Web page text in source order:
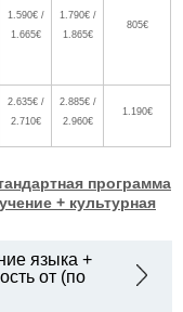
1.590€ /
1.665€
1.790€ /
1.865€
805€
2.635€ /
2.710€
2.885€ /
2.960€
1.190€
программа
+ культурная
языка +
от (по